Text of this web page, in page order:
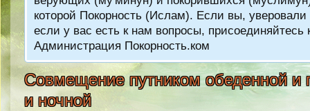
которой Покорность (Ислам). Если вы,
если у вас есть к нам вопросы,
Администрация Покорность.ком
Совмещение путником обеденной и
и ночной